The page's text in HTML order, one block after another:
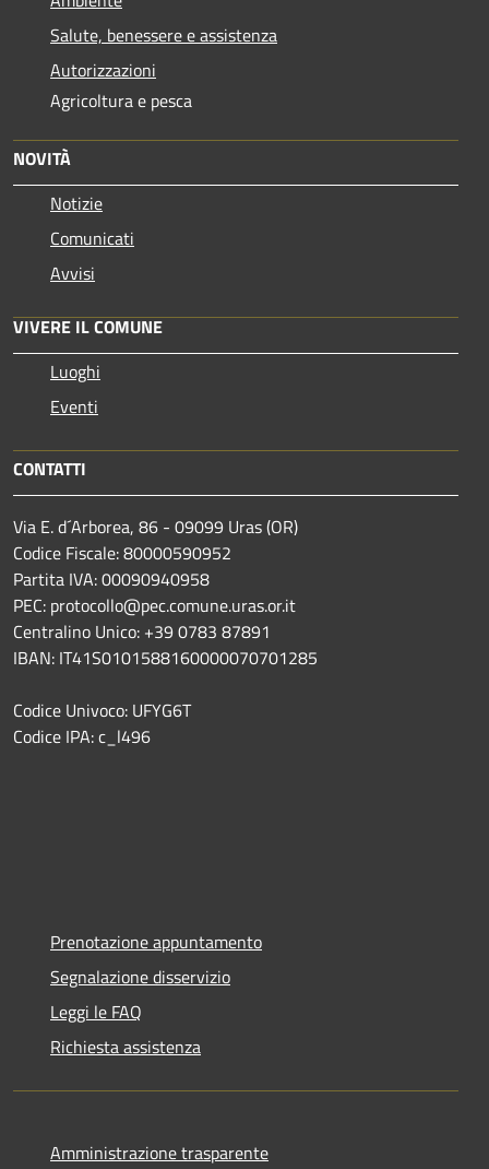
Salute, benessere e assistenza
Autorizzazioni
Agricoltura e pesca
NOVITÀ
Notizie
Comunicati
Avvisi
VIVERE IL COMUNE
Luoghi
Eventi
CONTATTI
Via E. d´Arborea, 86 - 09099 Uras (OR)
Codice Fiscale: 80000590952
Partita IVA: 00090940958
PEC: protocollo@pec.comune.uras.or.it
Centralino Unico: +39 0783 87891
IBAN: IT41S0101588160000070701285
Codice Univoco: UFYG6T
Codice IPA: c_l496
Prenotazione appuntamento
Segnalazione disservizio
Leggi le FAQ
Richiesta assistenza
Amministrazione trasparente